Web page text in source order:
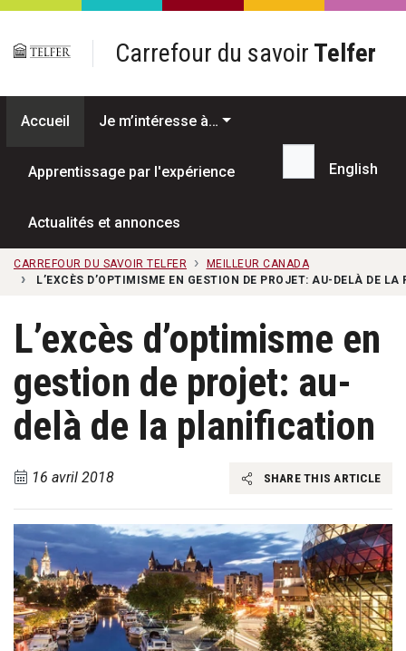
Passer au contenu principal
Carrefour du savoir Telfer
Accueil Je m’intéresse à…
Apprentissage par l'expérience
Actualités et annonces
Recherche...
English
CARREFOUR DU SAVOIR TELFER
MEILLEUR CANADA
L’EXCÈS D’OPTIMISME EN GESTION DE PROJET: AU-DELÀ DE
L’excès d’optimisme en
gestion de projet: au-
delà de la planification
16 avril 2018 SHARE THIS ARTICLE